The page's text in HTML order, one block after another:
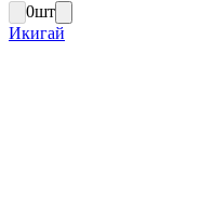
0шт
Икигай